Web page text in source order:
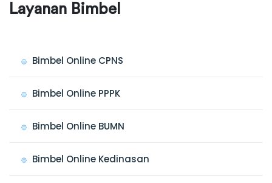
Layanan Bimbel
Bimbel Online CPNS
Bimbel Online PPPK
Bimbel Online BUMN
Bimbel Online Kedinasan